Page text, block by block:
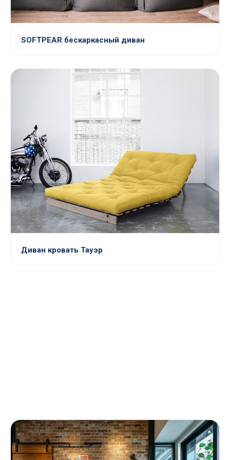
SOFTPEAR бескаркасный диван
Диван кровать Тауэр